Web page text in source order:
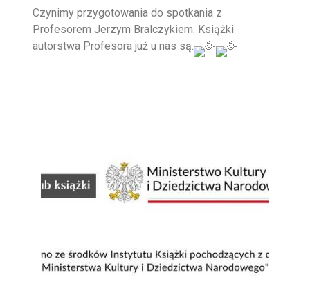
Czynimy przygotowania do spotkania z
Profesorem Jerzym Bralczykiem. Książki
autorstwa Profesora już u nas są.